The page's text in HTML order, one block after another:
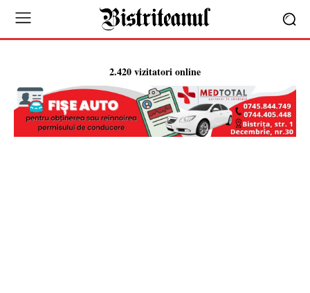
2.420 vizitatori online